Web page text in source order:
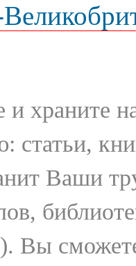
и храните
статьи,
Ваши
Вы